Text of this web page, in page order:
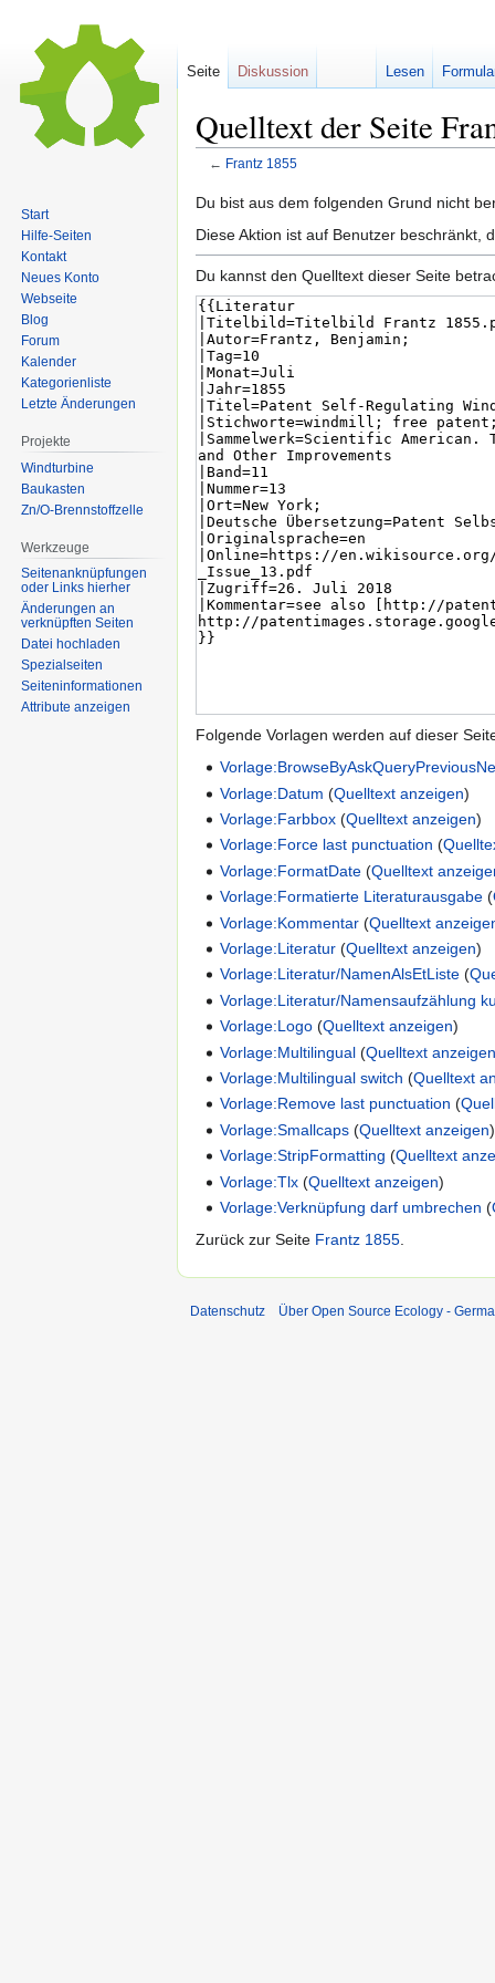
Quelltext der Seite
← Frantz 1855
Zur
Navigation
Zur
Suche
Du bist aus dem folgenden Grund nicht
Diese Aktion ist auf Benutzer beschränkt,
Du kannst den Quelltext dieser Seite
Folgende Vorlagen werden auf dieser
Vorlage:Datum (Quelltext anzeigen)
Vorlage:Farbbox (Quelltext anzeigen)
Vorlage:Force last punctuation (
Vorlage:FormatDate (Quelltext
Vorlage:Formatierte Literaturausgabe (
Vorlage:Kommentar (Quelltext
Vorlage:Literatur (Quelltext anzeigen)
Vorlage:Literatur/NamenAlsEtListe (
Vorlage:Literatur/Namensaufzählung
Vorlage:Logo (Quelltext anzeigen)
Vorlage:Multilingual (Quelltext
Vorlage:Multilingual switch (Quelltext
Vorlage:Remove last punctuation (
Vorlage:Smallcaps (Quelltext anzeigen)
Vorlage:StripFormatting (Quelltext
Vorlage:Tlx (Quelltext anzeigen)
Vorlage:Verknüpfung darf umbrechen (
Zurück zur Seite Frantz 1855
Seite Diskussion Lesen
Start
Hilfe-Seiten
Kontakt
Neues Konto
Webseite
Blog
Forum
Kalender
Kategorienliste
Letzte Änderungen
Projekte
Windturbine
Baukasten
Zn/O-Brennstoffzelle
Werkzeuge
Seitenanknüpfungen
oder Links hierher
Änderungen an
verknüpften Seiten
Datei hochladen
Spezialseiten
Seiten­informationen
Attribute anzeigen
Datenschutz Über Open Source Ecology -